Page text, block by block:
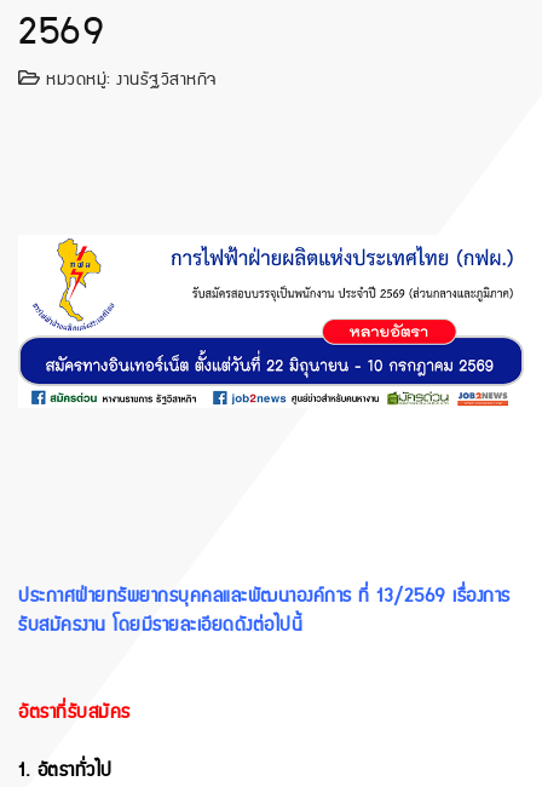
2569
หมวดหมู่: งานรัฐวิสาหกิจ
ประกาศฝ่ายทรัพยากรบุคคลและพัฒนาองค์การ ที่ 13/2569 เรื่องการ
รับสมัครงาน โดยมีรายละเอียดดังต่อไปนี้
อัตราที่รับสมัคร
1. อัตราทั่วไป